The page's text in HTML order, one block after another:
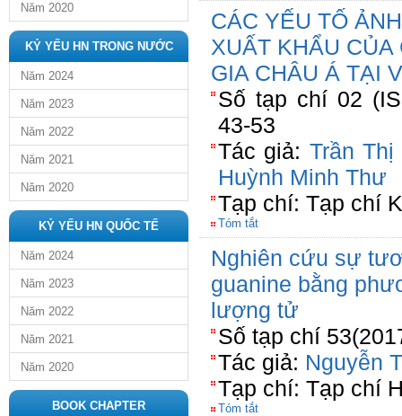
Năm 2020
KỶ YẾU HN TRONG NƯỚC
Năm 2024
Năm 2023
Năm 2022
Năm 2021
Năm 2020
KỶ YẾU HN QUỐC TẾ
Năm 2024
Năm 2023
Năm 2022
Năm 2021
Năm 2020
BOOK CHAPTER
CÁC YẾU TỐ
XUẤT KHẨU
GIA CHÂU Á TẠI
Số tạp chí 02
43-53
Tác giả: Trần
Huỳnh Minh Thư
Tạp chí: Tạp chí
Tóm tắt
Nghiên cứu sự
guanine bằng
lượng tử
Số tạp chí
Tác giả: Nguyễn
Tạp chí: Tạp chí
Tóm tắt